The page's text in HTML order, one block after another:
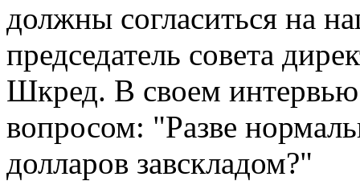
должны согласиться на
председатель совета
Шкред. В своем
вопросом: "Разве
долларов завскладом?"